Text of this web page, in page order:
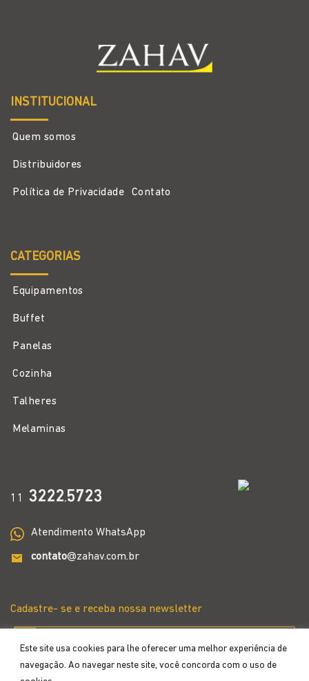
Este site usa cookies para lhe oferecer uma melhor experiência de
navegação. Ao navegar neste site, você concorda com o uso de
INSTITUCIONAL
Quem somos
Distribuidores
Política de Privacidade Contato
CATEGORIAS
Equipamentos
Buffet
Panelas
Cozinha
Talheres
Melaminas
11 3222.5723
Atendimento WhatsApp
contato@zahav.com.br
Cadastre- se e receba nossa newsletter